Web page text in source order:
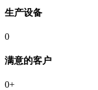
生产设备
0
满意的客户
0+